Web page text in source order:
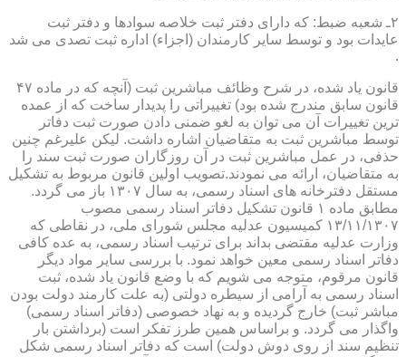
۲ـ شعبه ضبط: كه دارای دفتر ثبت خلاصه سوادها و دفتر ثبت
عایدات بود و توسط سایر كارمندان (اجزاء) اداره ثبت تصدی می شد
.
قانون یاد شده، در شرح وظائف مباشرین ثبت (آنچه كه در ماده ۴۷
قانون سابق مندرج شده بود) تغییراتی را پدیدار ساخت كه از عمده
ترین تغییرات آن می توان به لغو ضمنی دادن صورت ثبت دفاتر
توسط مباشرین ثبت به متقاضیان اشاره داشت. لیكن علیرغم چنین
حذفی، در عمل مباشرین ثبت در آن روزگاران صورت ثبت سند را
به متقاضیان، ارائه می نمودند.تصویب اولین قانون مربوط به تشكیل
مستقل دفترخانه های اسناد رسمی، به سال ۱۳۰۷ باز می گردد.
مطابق ماده ۱ قانون تشكیل دفاتر اسناد رسمی مصوب
۱۳/۱۱/۱۳۰۷ كمیسیون عدلیه مجلس شورای ملی، در نقاطی كه
وزارت عدلیه مقتضی بداند برای ترتیب اسناد رسمی، به عده كافی
دفاتر اسناد رسمی معین خواهد نمود. با بررسی سایر مواد دیگر
قانون مرقوم، متوجه می شویم كه با وضع قانون یاد شده، ثبت
اسناد رسمی به آرامی از سیطره دولتی (به علت كارمند دولت بودن
مباشر ثبت) خارج گردیده و به نهاد خصوصی (دفاتر اسناد رسمی)
واگذار می گردد. و براساس همین طرز تفكر است (برداشتن بار
تنظیم سند از روی دوش دولت) است كه دفاتر اسناد رسمی شكل